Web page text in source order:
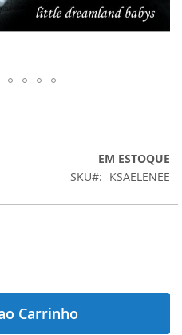
EM ESTOQUE
SKU
KSAELENEE
Carrinho